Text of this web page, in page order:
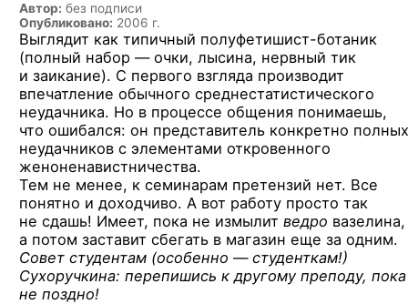
Автор: без подписи
Опубликовано: 2006 г.
Выглядит как типичный полуфетишист-ботаник
(полный набор — очки, лысина, нервный тик
и заикание). С первого взгляда производит
впечатление обычного среднестатистического
неудачника. Но в процессе общения понимаешь,
что ошибался: он представитель конкретно полных
неудачников с элементами откровенного
женоненавистничества.
Тем не менее, к семинарам претензий нет. Все
понятно и доходчиво. А вот работу просто так
не сдашь! Имеет, пока не измылит ведро вазелина,
а потом заставит сбегать в магазин еще за одним.
Совет студентам (особенно — студенткам!)
Сухоручкина: перепишись к другому преподу, пока
не поздно!